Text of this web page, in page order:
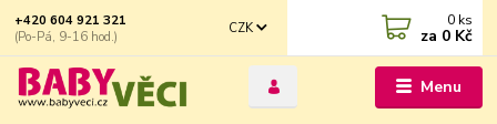
Menu
CZK
+420 604 921 321
(Po-Pá, 9-16 hod.)
0 ks
za 0 Kč